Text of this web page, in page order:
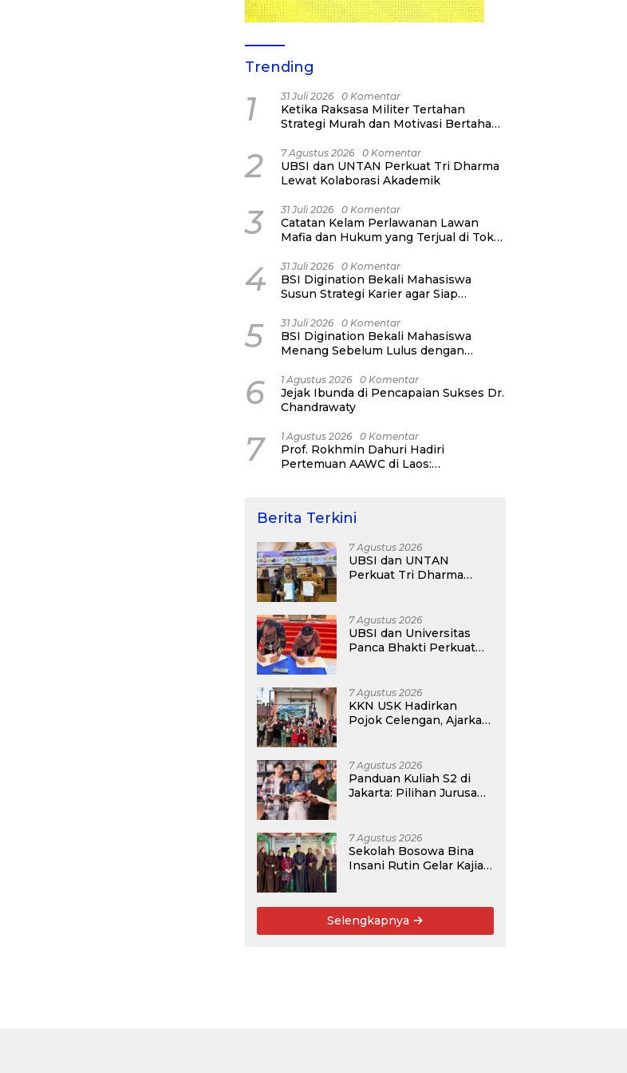
Trending
1 31 Juli 2026 0 Komentar
Ketika Raksasa Militer Tertahan
Strategi Murah dan Motivasi Bertahan
2 7 Agustus 2026 0 Komentar
UBSI dan UNTAN Perkuat Tri Dharma
Lewat Kolaborasi Akademik
3 31 Juli 2026 0 Komentar
Catatan Kelam Perlawanan Lawan
Mafia dan Hukum yang Terjual di Toko
4 31 Juli 2026 0 Komentar
BSI Digination Bekali Mahasiswa
Susun Strategi Karier agar Siap
5 31 Juli 2026 0 Komentar
BSI Digination Bekali Mahasiswa
Menang Sebelum Lulus dengan
6 1 Agustus 2026 0 Komentar
Jejak Ibunda di Pencapaian Sukses Dr.
Chandrawaty
7 1 Agustus 2026 0 Komentar
Prof. Rokhmin Dahuri Hadiri
Pertemuan AAWC di Laos:
Berita Terkini
7 Agustus 2026
UBSI dan UNTAN
Perkuat Tri Dharma
7 Agustus 2026
UBSI dan Universitas
Panca Bhakti Perkuat
7 Agustus 2026
KKN USK Hadirkan
Pojok Celengan, Ajarkan
7 Agustus 2026
Panduan Kuliah S2 di
Jakarta: Pilihan Jurusan,
7 Agustus 2026
Sekolah Bosowa Bina
Insani Rutin Gelar Kajian
Umum
Selengkapnya